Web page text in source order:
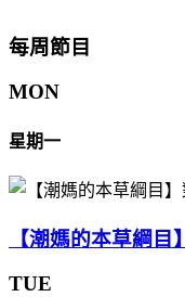
每周節目
MON
星期一
【潮媽的本草綱目
TUE